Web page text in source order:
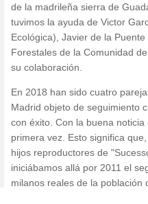
de la madrileña sierra de
tuvimos la ayuda de Victor
Ecológica), Javier de la
Forestales de la Comunidad
su colaboración.
En 2018 han sido cuatro
Madrid objeto de seguimiento
con éxito. Con la buena
primera vez. Esto significa
hijos reproductores de
iniciábamos allá por 2011 el
milanos reales de la población